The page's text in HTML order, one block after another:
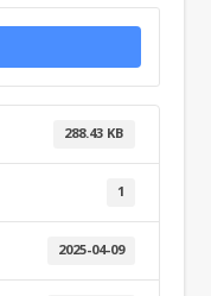
288.43 KB
1
2025-04-09